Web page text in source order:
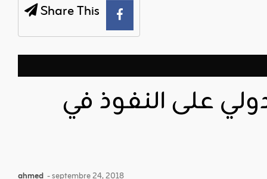
Share This
على النفوذ في